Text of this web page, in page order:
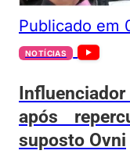
Publicado em
NOTÍCIAS
após
suposto Ovni